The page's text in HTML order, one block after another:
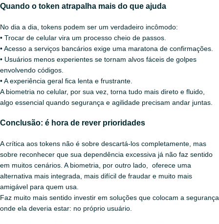
Quando o token atrapalha mais do que ajuda
No dia a dia, tokens podem ser um verdadeiro incômodo:
• Trocar de celular vira um processo cheio de passos.
• Acesso a serviços bancários exige uma maratona de confirmações.
• Usuários menos experientes se tornam alvos fáceis de golpes
envolvendo códigos.
• A experiência geral fica lenta e frustrante.
A biometria no celular, por sua vez, torna tudo mais direto e fluido,
algo essencial quando segurança e agilidade precisam andar juntas.
Conclusão: é hora de rever prioridades
A crítica aos tokens não é sobre descartá-los completamente, mas
sobre reconhecer que sua dependência excessiva já não faz sentido
em muitos cenários. A biometria, por outro lado, oferece uma
alternativa mais integrada, mais difícil de fraudar e muito mais
amigável para quem usa.
Faz muito mais sentido investir em soluções que colocam a segurança
onde ela deveria estar: no próprio usuário.